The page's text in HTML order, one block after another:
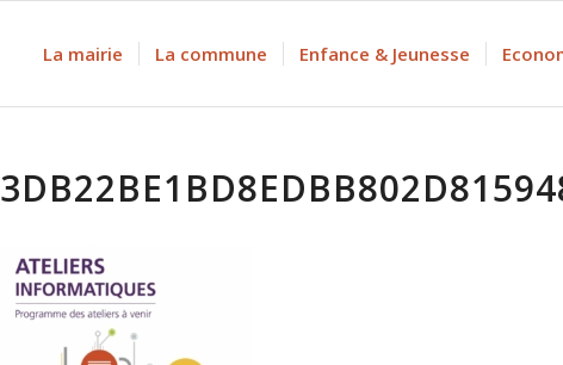
La mairie La commune Enfance & Jeunesse